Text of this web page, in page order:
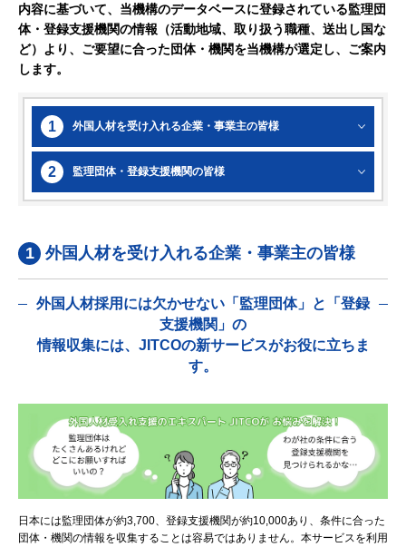
内容に基づいて、当機構のデータベースに登録されている監理団
体・登録支援機関の情報（活動地域、取り扱う職種、送出し国な
ど）より、ご要望に合った団体・機関を当機構が選定し、ご案内
します。
1 外国人材を受け入れる企業・事業主の皆様
2 監理団体・登録支援機関の皆様
1 外国人材を受け入れる企業・事業主の皆様
外国人材採用には欠かせない「監理団体」と「登録
支援機関」の
情報収集には、JITCOの新サービスがお役に立ちま
す。
日本には監理団体が約3,700、登録支援機関が約10,000あり、条件に合った
団体・機関の情報を収集することは容易ではありません。本サービスを利用